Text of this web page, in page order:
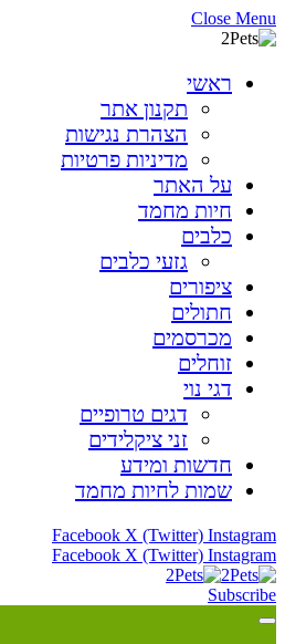
Close Menu
ראשי
תקנון אתר
הצהרת נגישות
מדיניות פרטיות
על האתר
חיות מחמד
כלבים
גזעי כלבים
ציפורים
חתולים
מכרסמים
זוחלים
דגי נוי
דגים טרופיים
זני ציקלידים
חדשות ומידע
שמות לחיות מחמד
Facebook X (Twitter) Instagram
Facebook X (Twitter) Instagram
Subscribe